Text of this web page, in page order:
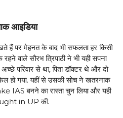
आइडिया
हैं पर मेहनत के बाद भी सफलता हर किसी
वाले सौरभ त्रिपाठी ने भी यही सपना
परिवार से था, पिता डॉक्टर थे और दो
फेल हो गया. यहीं से उसकी सोच ने खतरनाक
IAS बनने का रास्ता चुन लिया और यही
in UP की.